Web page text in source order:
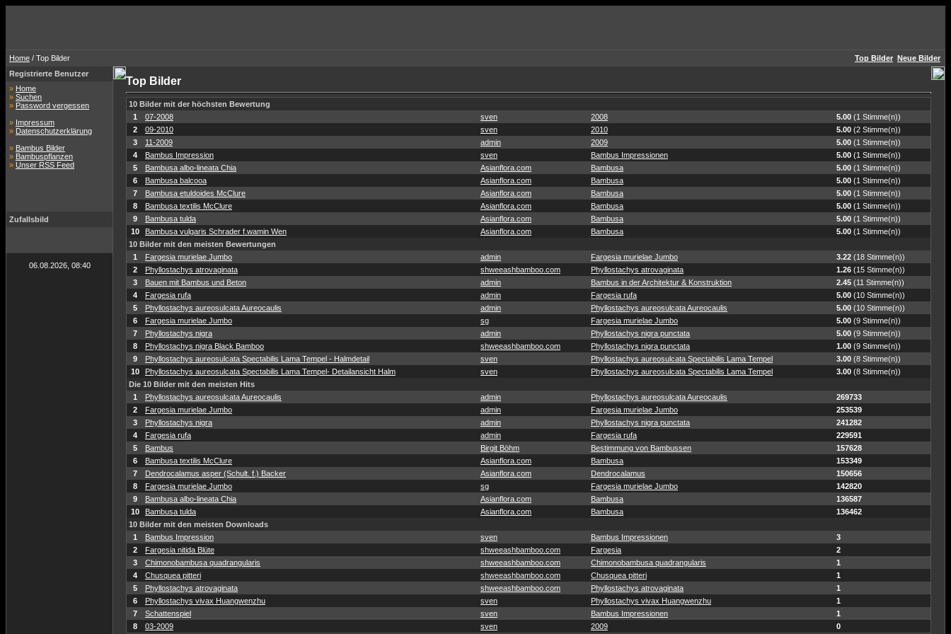
Home / Top Bilder Top Bilder Neue Bilder
Registrierte Benutzer
» Home
» Suchen
» Password vergessen
» Impressum
» Datenschutzerklärung
» Bambus Bilder
» Bambuspflanzen
» Unser RSS Feed
Zufallsbild
06.08.2026, 08:40
Top Bilder
10 Bilder mit der höchsten Bewertung
1
07-2008 sven 2008 5.00 (1 Stimme(n))
2
09-2010 sven 2010 5.00 (2 Stimme(n))
3
11-2009 admin 2009 5.00 (1 Stimme(n))
4
Bambus Impression sven Bambus Impressionen 5.00 (1 Stimme(n))
5
Bambusa albo-lineata Chia Asianflora.com Bambusa 5.00 (1 Stimme(n))
6
Bambusa balcooa Asianflora.com Bambusa 5.00 (1 Stimme(n))
7
Bambusa etuldoides McClure Asianflora.com Bambusa 5.00 (1 Stimme(n))
8
Bambusa textilis McClure Asianflora.com Bambusa 5.00 (1 Stimme(n))
9
Bambusa tulda Asianflora.com Bambusa 5.00 (1 Stimme(n))
10
Bambusa vulgaris Schrader f.wamin Wen Asianflora.com Bambusa 5.00 (1 Stimme(n))
10 Bilder mit den meisten Bewertungen
1
Fargesia murielae Jumbo admin Fargesia murielae Jumbo 3.22 (18 Stimme(n))
2
Phyllostachys atrovaginata shweeashbamboo.com Phyllostachys atrovaginata 1.26 (15 Stimme(n))
3
Bauen mit Bambus und Beton admin Bambus in der Architektur & Konstruktion 2.45 (11 Stimme(n))
4
Fargesia rufa admin Fargesia rufa 5.00 (10 Stimme(n))
5
Phyllostachys aureosulcata Aureocaulis admin Phyllostachys aureosulcata Aureocaulis 5.00 (10 Stimme(n))
6
Fargesia murielae Jumbo sg Fargesia murielae Jumbo 5.00 (9 Stimme(n))
7
Phyllostachys nigra admin Phyllostachys nigra punctata 5.00 (9 Stimme(n))
8
Phyllostachys nigra Black Bamboo shweeashbamboo.com Phyllostachys nigra punctata 1.00 (9 Stimme(n))
9
Phyllostachys aureosulcata Spectabilis Lama Tempel - Halmdetail sven Phyllostachys aureosulcata Spectabilis Lama Tempel 3.00 (8 Stimme(n))
10
Phyllostachys aureosulcata Spectabilis Lama Tempel- Detailansicht Halm sven Phyllostachys aureosulcata Spectabilis Lama Tempel 3.00 (8 Stimme(n))
Die 10 Bilder mit den meisten Hits
1
Phyllostachys aureosulcata Aureocaulis admin Phyllostachys aureosulcata Aureocaulis
269733
2
Fargesia murielae Jumbo admin Fargesia murielae Jumbo
253539
3
Phyllostachys nigra admin Phyllostachys nigra punctata
241282
4
Fargesia rufa admin Fargesia rufa
229591
5
Bambus Birgit Böhm Bestimmung von Bambussen
157628
6
Bambusa textilis McClure Asianflora.com Bambusa
153349
7
Dendrocalamus asper (Schult. f.) Backer Asianflora.com Dendrocalamus
150656
8
Fargesia murielae Jumbo sg Fargesia murielae Jumbo
142820
9
Bambusa albo-lineata Chia Asianflora.com Bambusa
136587
10
Bambusa tulda Asianflora.com Bambusa
136462
10 Bilder mit den meisten Downloads
1
Bambus Impression sven Bambus Impressionen
3
2
Fargesia nitida Blüte shweeashbamboo.com Fargesia
2
3
Chimonobambusa quadrangularis shweeashbamboo.com Chimonobambusa quadrangularis
1
4
Chusquea pitteri shweeashbamboo.com Chusquea pitteri
1
5
Phyllostachys atrovaginata shweeashbamboo.com Phyllostachys atrovaginata
1
6
Phyllostachys vivax Huangwenzhu sven Phyllostachys vivax Huangwenzhu
1
7
Schattenspiel sven Bambus Impressionen
1
8
03-2009 sven 2009 0